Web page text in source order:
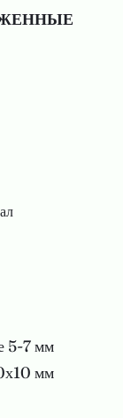
5-7 мм
мм